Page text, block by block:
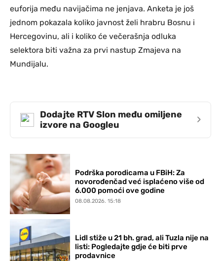
euforija među navijačima ne jenjava. Anketa je još
jednom pokazala koliko javnost želi hrabru Bosnu i
Hercegovinu, ali i koliko će večerašnja odluka
selektora biti važna za prvi nastup Zmajeva na
Mundijalu.
Dodajte RTV Slon među omiljene
izvore na Googleu
›
Podrška porodicama u FBiH: Za
novorođenčad već isplaćeno više od
6.000 pomoći ove godine
08.08.2026. 15:18
Lidl stiže u 21 bh. grad, ali Tuzla nije na
listi: Pogledajte gdje će biti prve
prodavnice